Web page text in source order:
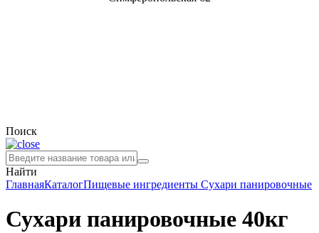
Поиск
Найти
ГлавнаяКаталогПищевые ингредиенты Сухари панировочные
Сухари панировочные 40кг